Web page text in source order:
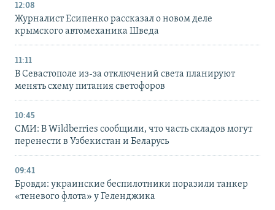
12:08
Журналист Есипенко рассказал о новом деле
крымского автомеханика Шведа
11:11
В Севастополе из-за отключений света планируют
менять схему питания светофоров
10:45
СМИ: В Wildberries сообщили, что часть складов могут
перенести в Узбекистан и Беларусь
09:41
Бровди: украинские беспилотники поразили танкер
«теневого флота» у Геленджика